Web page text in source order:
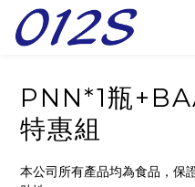
PNN*1瓶
特惠組
本公司所有產品均為食品，保